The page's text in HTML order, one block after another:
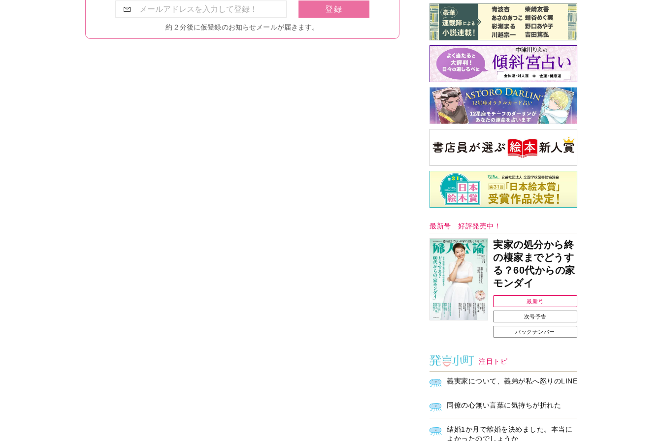
バックナンバー
注目トピ
義実家について、義弟が私へ怒りのLINE
結婚1か月で離婚を決めました。本当に
よかったのでしょうか
中央公論新社の本
家運隆昌
幸運を招き入れる暮らし方
江原啓之 著 詳しくみる
インフォメーション
ＡＩで始める遺言を書
く前の準備セミナー開
催
耳にすっぽり！オーテ
ィコン補聴器、新しい
スタイルで All in Ear
ル」を発売
脳の健康習慣をサポー
トするオープンイヤー
ヤホン HERALBONY
モデル」発売
【編集部より】広告ペ
ージについてのお詫び